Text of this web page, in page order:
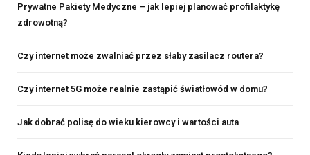
Prywatne Pakiety Medyczne – jak lepiej planować profilaktykę
zdrowotną?
Czy internet może zwalniać przez słaby zasilacz routera?
Czy internet 5G może realnie zastąpić światłowód w domu?
Jak dobrać polisę do wieku kierowcy i wartości auta